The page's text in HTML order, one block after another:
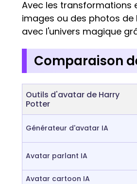
Avec les transformations
images ou des photos de
avec l'univers magique
Comparaison
Outils d'avatar de Harry
Potter
Générateur d'avatar IA
Avatar parlant IA
Avatar cartoon IA